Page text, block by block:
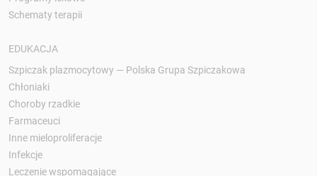
Schematy terapii
EDUKACJA
Szpiczak plazmocytowy — Polska Grupa Szpiczakowa
Chłoniaki
Choroby rzadkie
Farmaceuci
Inne mieloproliferacje
Infekcje
Leczenie wspomagające